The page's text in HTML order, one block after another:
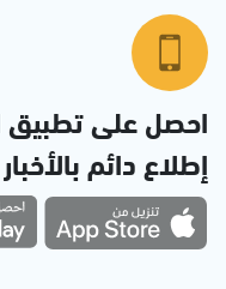
احصل على
إطلاع دائم